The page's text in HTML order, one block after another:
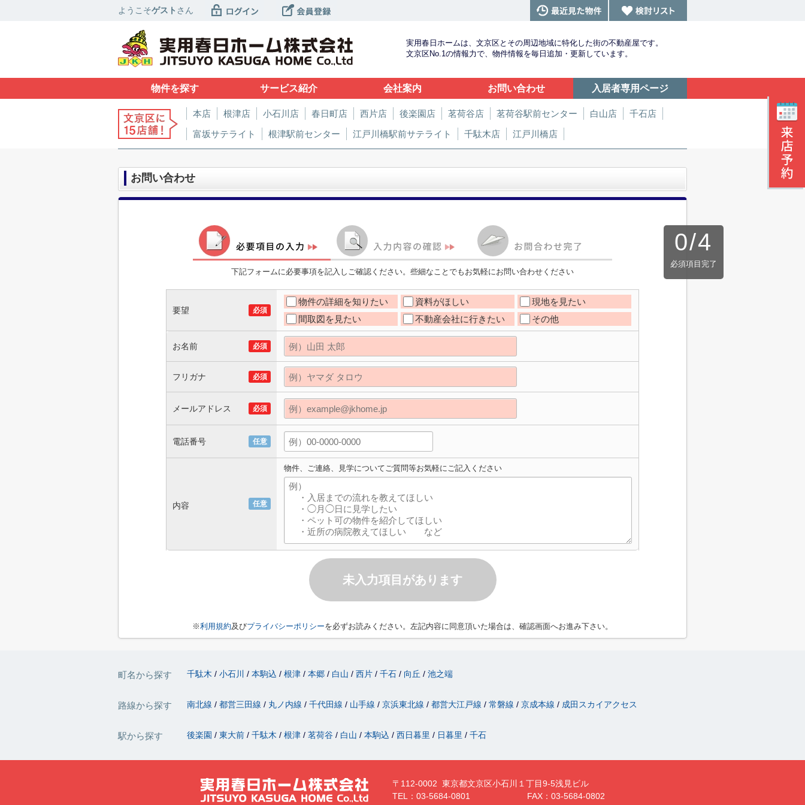
ようこそゲスト さん
実用春日ホームは、文京区とその周辺地域に特化した街の不動産屋です。
文京区No.1の情報力で、物件情報を毎日追加・更新しています。
物件を探す サービス紹介 会社案内 お問い合わせ 入居者専用ページ
本店 根津店 小石川店 春日町店 西片店 後楽園店 茗荷谷店 茗荷谷駅前センター 白山店
千石店
富坂サテライト
根津駅前センター 江戸川橋駅前サテライト 千駄木店 江戸川橋店
お問い合わせ
0/4
必須項目完了
下記フォームに必要事項を記入しご確認ください。些細なことでもお気軽にお問い合わせください
要望 必須
物件の詳細を知りたい 資料がほしい
現地を見たい
間取図を見たい
不動産会社に行きたい その他
お名前 必須
フリガナ 必須
メールアドレス 必須
電話番号 任意
内容 任意
物件、ご連絡、見学についてご質問等お気軽にご記入ください
未入力項目があります
※利用規約及びプライバシーポリシーを必ずお読みください。左記内容に同意頂いた場合は、確認画面へお進み下さい。
町名から探す 千駄木 小石川 本駒込 根津 本郷 白山 西片 千石 向丘 池之端
路線から探す 南北線 都営三田線 丸ノ内線 千代田線 山手線 京浜東北線 都営大江戸線 常磐線 京成本線 成田スカイアクセス
駅から探す 後楽園 東大前 千駄木 根津 茗荷谷 白山 本駒込 西日暮里 日暮里 千石
〒112-0002 東京都文京区小石川１丁目9-5浅見ビル
TEL：03-5684-0801
FAX：03-5684-0802